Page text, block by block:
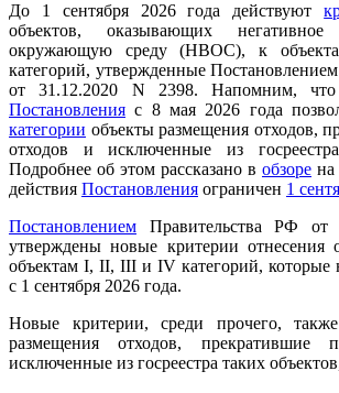
До 1 сентября 2026 года действуют
объектов, оказывающих
окружающую среду (НВОС), к
категорий, утвержденные
от 31.12.2020 N 2398. Напомним, что
Постановления с 8 мая 2026 года
категории объекты размещения отходов,
отходов и исключенные из
Подробнее об этом рассказано в обзоре на
действия Постановления ограничен 1
Постановлением Правительства РФ от
утверждены новые критерии
объектам I, II, III и IV категорий, которые
с 1 сентября 2026 года.
Новые критерии, среди прочего,
размещения отходов, прекратившие
исключенные из госреестра таких